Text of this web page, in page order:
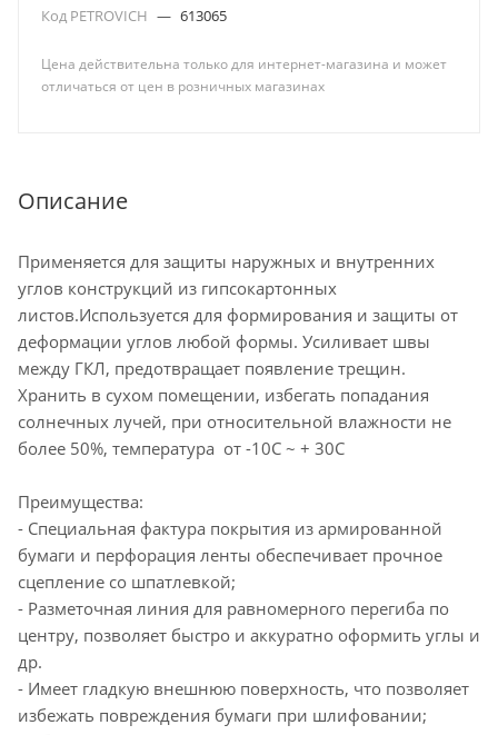
Код PETROVICH — 613065
Цена действительна только для интернет-магазина и может
отличаться от цен в розничных магазинах
Описание
Применяется для защиты наружных и внутренних
углов конструкций из гипсокартонных
листов.Используется для формирования и защиты от
деформации углов любой формы. Усиливает швы
между ГКЛ, предотвращает появление трещин.
Хранить в сухом помещении, избегать попадания
солнечных лучей, при относительной влажности не
более 50%, температура от -10C ~ + 30C
Преимущества:
- Специальная фактура покрытия из армированной
бумаги и перфорация ленты обеспечивает прочное
сцепление со шпатлевкой;
- Разметочная линия для равномерного перегиба по
центру, позволяет быстро и аккуратно оформить углы и
др.
- Имеет гладкую внешнюю поверхность, что позволяет
избежать повреждения бумаги при шлифовании;